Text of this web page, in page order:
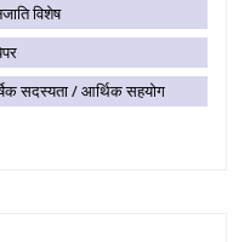
विशेष
सदस्यता / आर्थिक सहयोग